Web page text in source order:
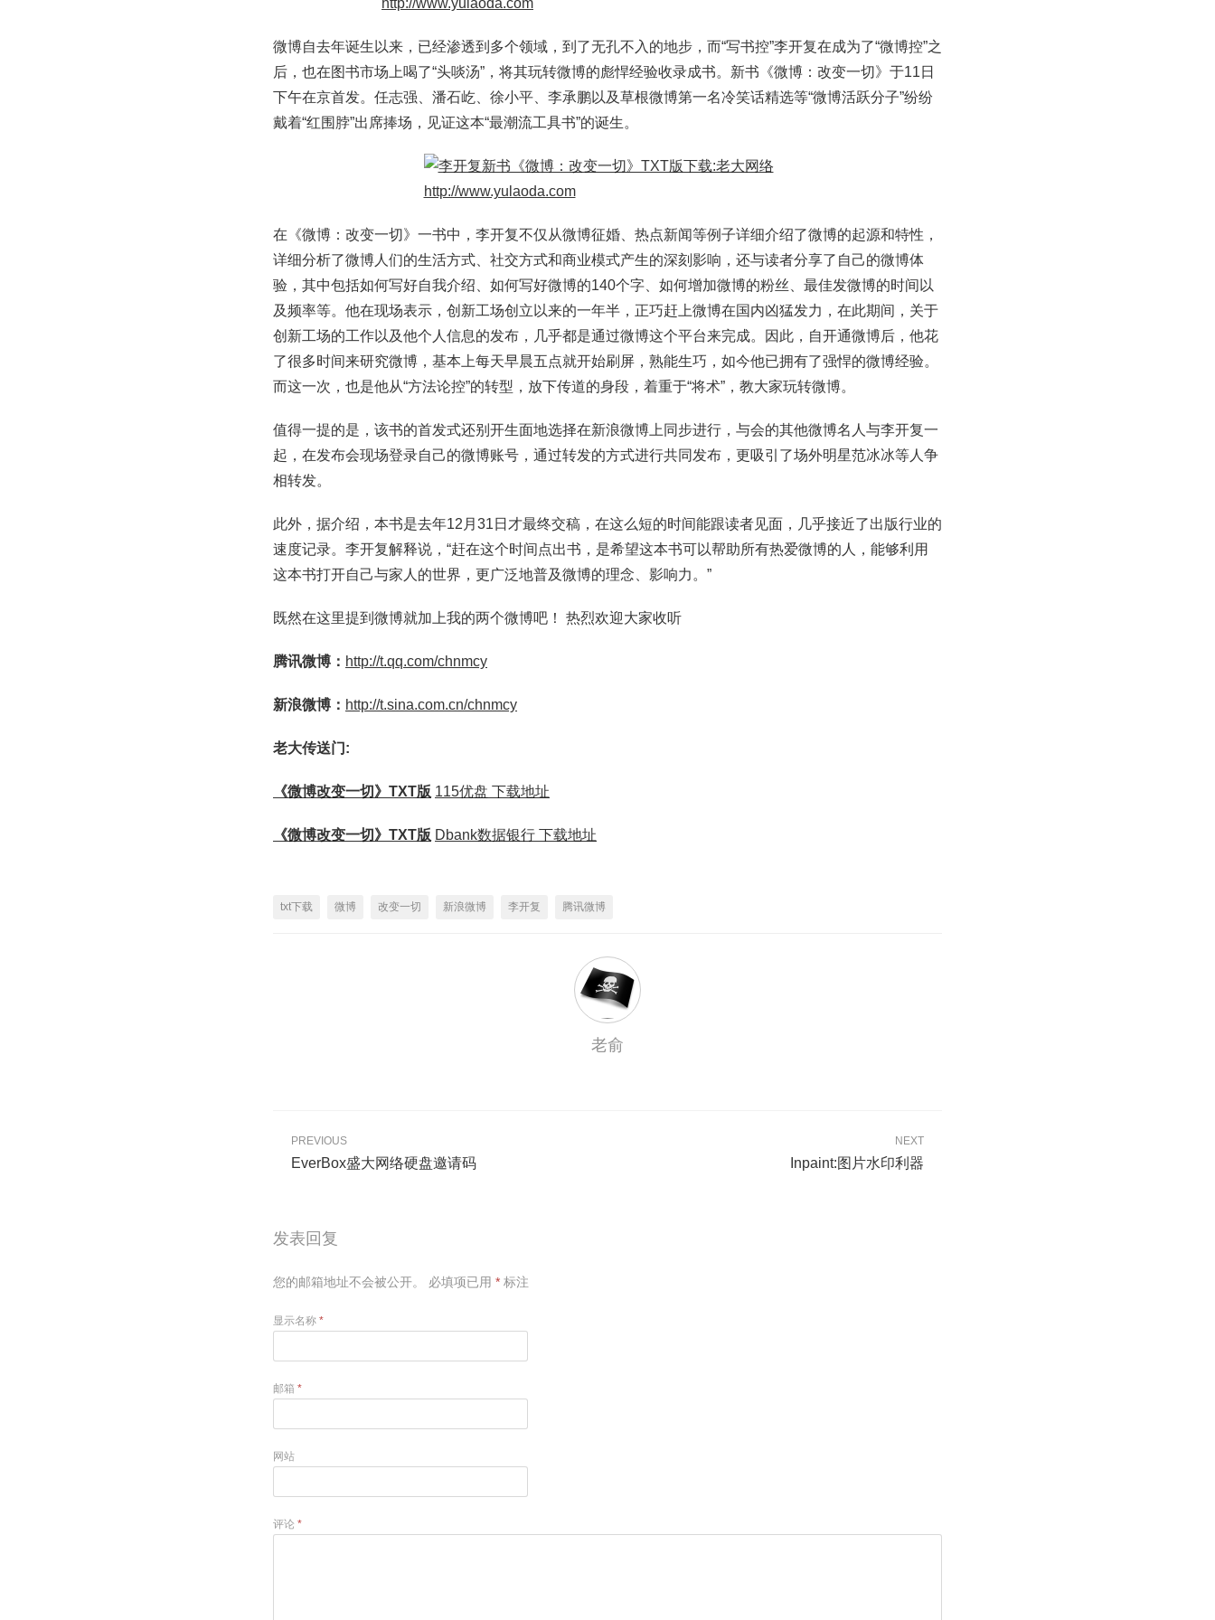
微博自去年诞生以来，已经渗透到多个领域，到了无孔不入的地步，而“写书控”李开复在成为了“微博控”之
后，也在图书市场上喝了“头啖汤”，将其玩转微博的彪悍经验收录成书。新书《微博：改变一切》于11日
下午在京首发。任志强、潘石屹、徐小平、李承鹏以及草根微博第一名冷笑话精选等“微博活跃分子”纷纷
戴着“红围脖”出席捧场，见证这本“最潮流工具书”的诞生。
在《微博：改变一切》一书中，李开复不仅从微博征婚、热点新闻等例子详细介绍了微博的起源和特性，
详细分析了微博人们的生活方式、社交方式和商业模式产生的深刻影响，还与读者分享了自己的微博体
验，其中包括如何写好自我介绍、如何写好微博的140个字、如何增加微博的粉丝、最佳发微博的时间以
及频率等。他在现场表示，创新工场创立以来的一年半，正巧赶上微博在国内凶猛发力，在此期间，关于
创新工场的工作以及他个人信息的发布，几乎都是通过微博这个平台来完成。因此，自开通微博后，他花
了很多时间来研究微博，基本上每天早晨五点就开始刷屏，熟能生巧，如今他已拥有了强悍的微博经验。
而这一次，也是他从“方法论控”的转型，放下传道的身段，着重于“将术”，教大家玩转微博。
值得一提的是，该书的首发式还别开生面地选择在新浪微博上同步进行，与会的其他微博名人与李开复一
起，在发布会现场登录自己的微博账号，通过转发的方式进行共同发布，更吸引了场外明星范冰冰等人争
相转发。
此外，据介绍，本书是去年12月31日才最终交稿，在这么短的时间能跟读者见面，几乎接近了出版行业的
速度记录。李开复解释说，“赶在这个时间点出书，是希望这本书可以帮助所有热爱微博的人，能够利用
这本书打开自己与家人的世界，更广泛地普及微博的理念、影响力。”
既然在这里提到微博就加上我的两个微博吧！ 热烈欢迎大家收听
腾讯微博： http://t.qq.com/chnmcy
新浪微博： http://t.sina.com.cn/chnmcy
老大传送门:
《微博改变一切》TXT版 115优盘 下载地址
《微博改变一切》TXT版 Dbank数据银行 下载地址
txt下载 微博 改变一切 新浪微博 李开复 腾讯微博
老俞
PREVIOUS
EverBox盛大网络硬盘邀请码
NEXT
Inpaint:图片水印利器
发表回复
您的邮箱地址不会被公开。 必填项已用 * 标注
显示名称 *
邮箱 *
网站
评论 *